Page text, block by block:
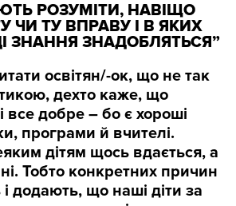
РОЗУМІТИ, НАВІЩО
ЧИ ТУ ВПРАВУ І В ЯКИХ
ЗНАННЯ ЗНАДОБЛЯТЬСЯ”
освітян/-ок, що не так
дехто каже, що
все добре – бо є хороші
програми й вчителі.
дітям щось вдається, а
Тобто конкретних причин
додають, що наші діти за